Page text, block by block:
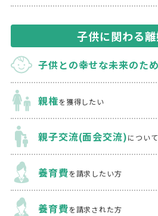
子供に関わる
子供との幸せな未来のた
親権を獲得したい
親子交流(面会交流)について
養育費を請求したい方
養育費を請求された方